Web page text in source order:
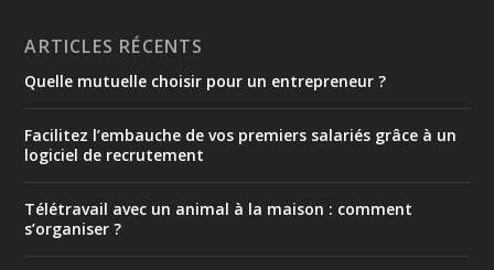
ARTICLES RÉCENTS
Quelle mutuelle choisir pour un entrepreneur ?
Facilitez l’embauche de vos premiers salariés grâce à un
logiciel de recrutement
Télétravail avec un animal à la maison : comment
s’organiser ?